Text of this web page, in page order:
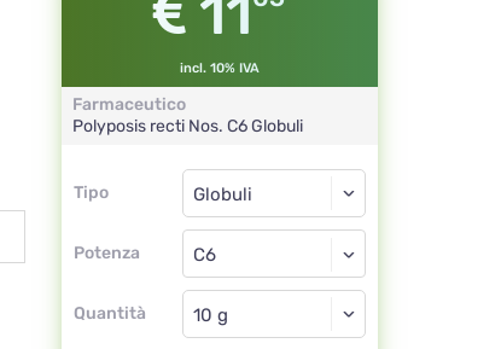
11
incl. 10% IVA
Farmaceutico
Polyposis recti Nos. C6 Globuli
Tipo
Tipo
Potenza
Globuli
C6
Quantità
Globuli